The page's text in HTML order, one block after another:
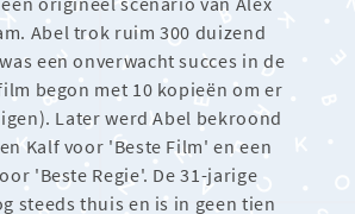
Abel trok ruim 300 duizend
een onverwacht succes in de
begon met 10 kopieën om er
Later werd Abel bekroond
Kalf voor 'Beste Film' en een
'Beste Regie'. De 31-jarige
steeds thuis en is in geen tien